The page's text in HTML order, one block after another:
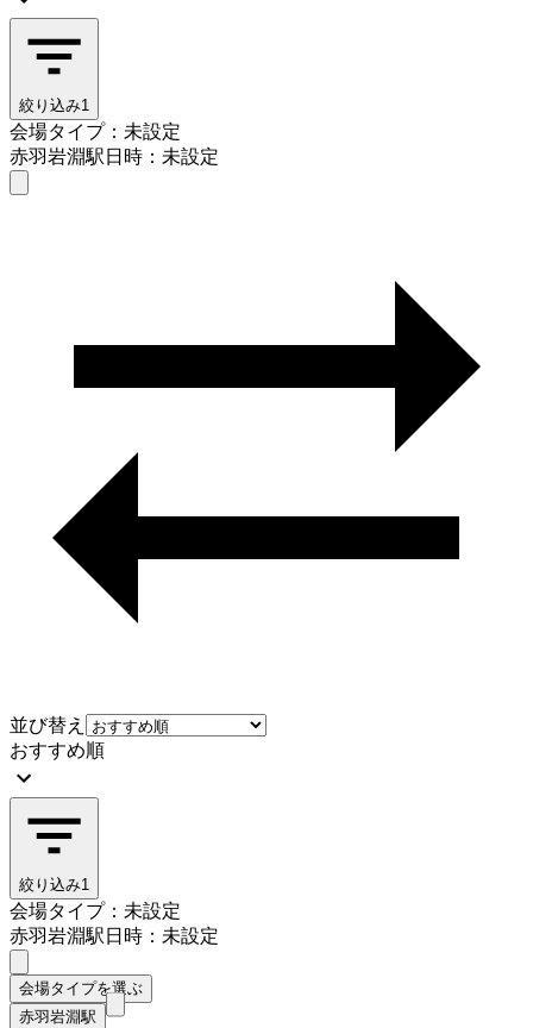
絞り込み1
会場タイプ：未設定
赤羽岩淵駅日時：未設定
並び替え
おすすめ順
絞り込み1
会場タイプ：未設定
赤羽岩淵駅日時：未設定
会場タイプを選ぶ
赤羽岩淵駅